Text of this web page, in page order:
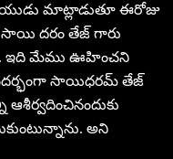
మాట్లాడుతూ ఈరోజు
దరం తేజ్ గారు
ఇది మేము ఊహించని
సాయిధరమ్ తేజ్
అని